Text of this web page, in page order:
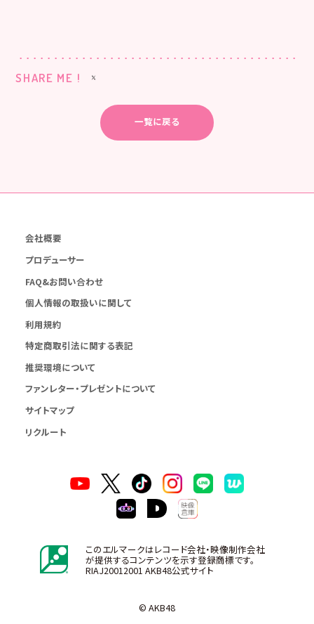
SHARE ME !
一覧に戻る
会社概要
プロデューサー
FAQ&お問い合わせ
個人情報の取扱いに関して
利用規約
特定商取引法に関する表記
推奨環境について
ファンレター・プレゼントについて
サイトマップ
リクルート
このエルマークはレコード会社・映像制作会社
が提供するコンテンツを示す登録商標です。
RIAJ20012001 AKB48公式サイト
© AKB48